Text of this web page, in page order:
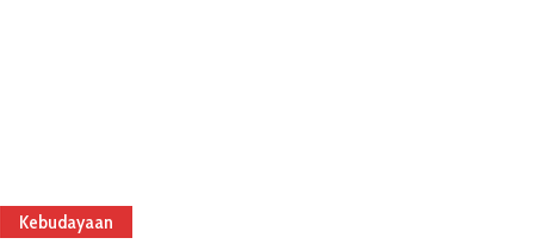
Kebudayaan